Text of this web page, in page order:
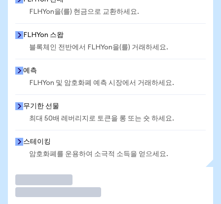
FLHYon을(를) 현금으로 교환하세요.
FLHYon 스왑
블록체인 전반에서 FLHYon을(를) 거래하세요.
예측
FLHYon 및 암호화폐 예측 시장에서 거래하세요.
무기한 선물
최대 50배 레버리지로 토큰을 롱 또는 숏 하세요.
스테이킹
암호화폐를 운용하여 소극적 소득을 얻으세요.